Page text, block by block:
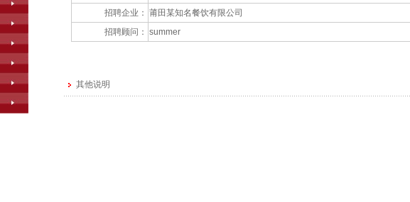
招聘企业： 莆田某知名餐饮有限公司
招聘顾问： summer
其他说明